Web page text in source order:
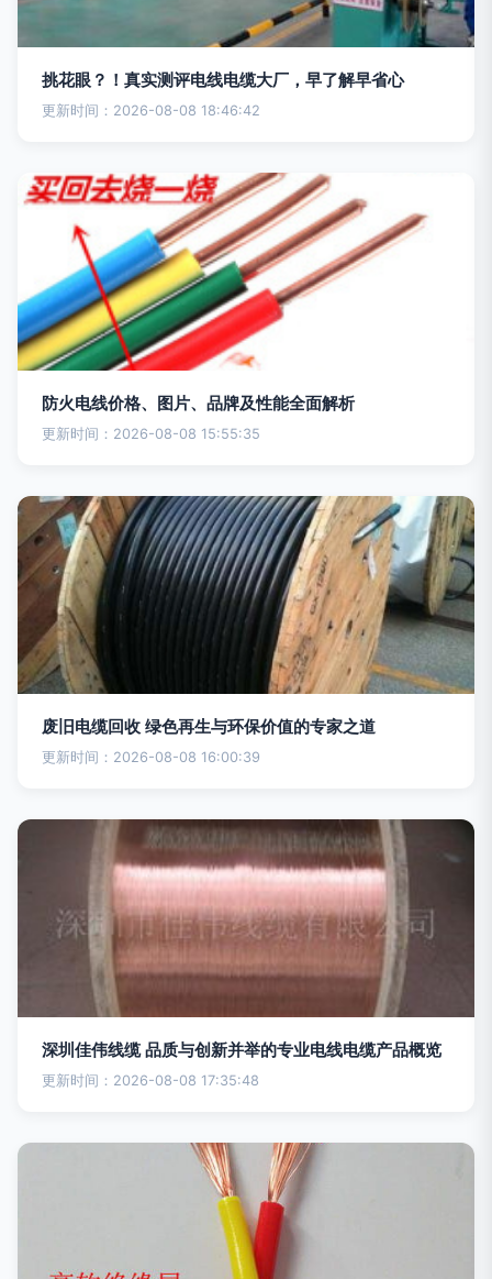
挑花眼？！真实测评电线电缆大厂，早了解早省心
更新时间：2026-08-08 18:46:42
防火电线价格、图片、品牌及性能全面解析
更新时间：2026-08-08 15:55:35
废旧电缆回收 绿色再生与环保价值的专家之道
更新时间：2026-08-08 16:00:39
深圳佳伟线缆 品质与创新并举的专业电线电缆产品概览
更新时间：2026-08-08 17:35:48